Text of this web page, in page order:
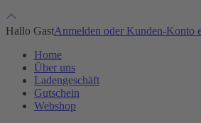
Hallo GastAnmelden oder Kunden-Konto
Home
Über uns
Ladengeschäft
Gutschein
Webshop